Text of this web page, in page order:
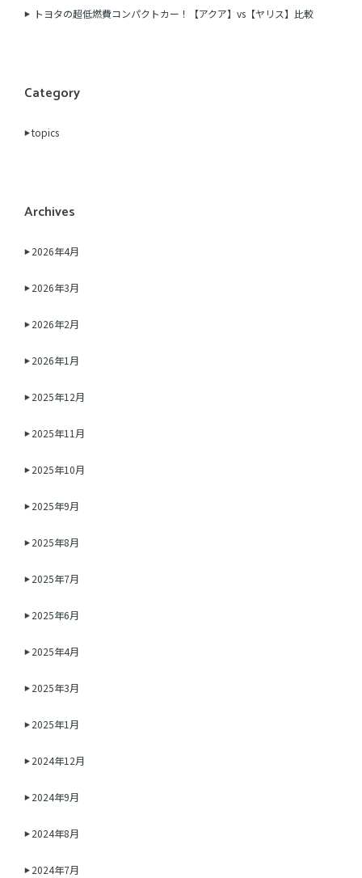
トヨタの超低燃費コンパクトカー！【アクア】vs【ヤリス】比較
Category
topics
Archives
2026年4月
2026年3月
2026年2月
2026年1月
2025年12月
2025年11月
2025年10月
2025年9月
2025年8月
2025年7月
2025年6月
2025年4月
2025年3月
2025年1月
2024年12月
2024年9月
2024年8月
2024年7月